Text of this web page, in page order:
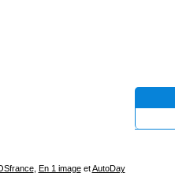
, En 1 imageetAutoDay